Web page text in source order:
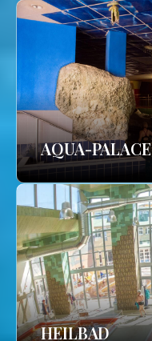
AQUA-PALACE
HEILBAD